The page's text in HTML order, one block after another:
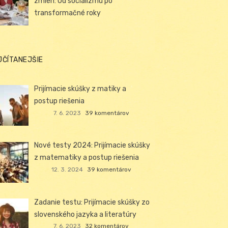
transformačné roky
Prijímacie skúšky z matiky a
postup riešenia
7. 6. 2023 39 komentárov
Nové testy 2024: Prijímacie skúšky
z matematiky a postup riešenia
12. 3. 2024 39 komentárov
Zadanie testu: Prijímacie skúšky zo
slovenského jazyka a literatúry
7. 6. 2023 32 komentárov